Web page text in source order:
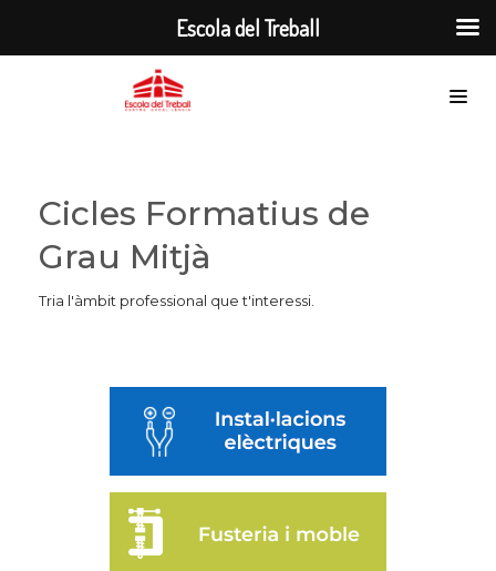
Cicles Formatius de
Grau Mitjà
Tria l'àmbit professional que t'interessi.
Escola del Treball